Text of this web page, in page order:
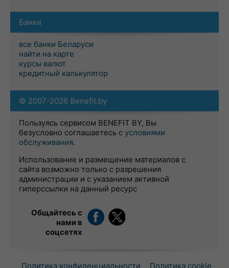
Банки
все банки Беларуси
найти на карте
курсы валют
кредитный калькулятор
© 2007-2026 Benefit.by
Пользуясь сервисом BENEFIT BY, Вы
безусловно соглашаетесь с условиями
обслуживания.
Использование и размещение материалов с
сайта возможно только с разрешения
администрации и с указанием активной
гиперссылки на данный ресурс
Общайтесь с
нами в
соцсетях
Политика конфиденциальности Политика cookie